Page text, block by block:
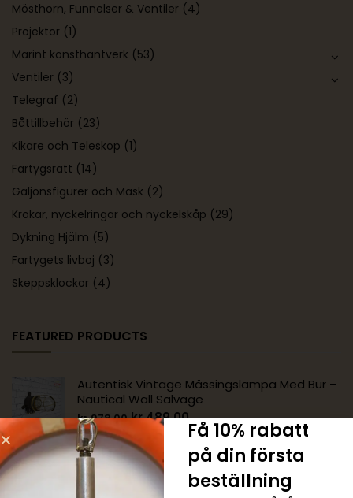
Mösthorn, Funnelser & Ventiler (4)
Projektor (1)
Marint konsthantverk (53)
Ventiler (3)
Telegraf (2)
Båttillbehör (23)
Kikare och Teleskop (1)
Fartygsratt (14)
Galjonsfigurer och Mask (2)
Krokar, nyckelringar och nyckelskåp (29)
Dykning Hjälm (5)
Fartygets livboj (3)
Skeppsklockor (4)
FEATURED PRODUCTS
Autentisk Vintage Mässingslampa Med Bur –
Nautical Wall Salvage
kr978.00 kr489.00
Autentisk Vintage Mässing 90 Graders
Nautisk Vägglampa
Få 10% rabatt
på din första
beställning